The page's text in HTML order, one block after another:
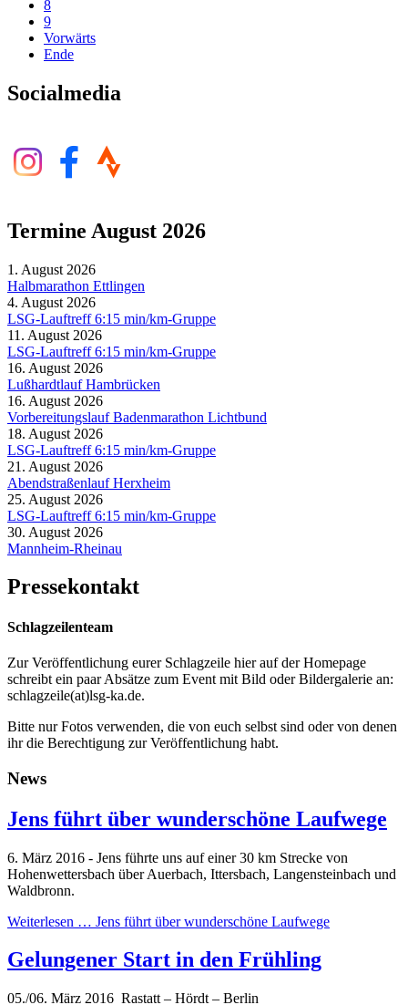
8
9
Vorwärts
Ende
Socialmedia
Termine August 2026
1. August 2026
Halbmarathon Ettlingen
4. August 2026
LSG-Lauftreff 6:15 min/km-Gruppe
11. August 2026
LSG-Lauftreff 6:15 min/km-Gruppe
16. August 2026
Lußhardtlauf Hambrücken
16. August 2026
Vorbereitungslauf Badenmarathon Lichtbund
18. August 2026
LSG-Lauftreff 6:15 min/km-Gruppe
21. August 2026
Abendstraßenlauf Herxheim
25. August 2026
LSG-Lauftreff 6:15 min/km-Gruppe
30. August 2026
Mannheim-Rheinau
Pressekontakt
Schlagzeilenteam
Zur Veröffentlichung eurer Schlagzeile hier auf der Homepage
schreibt ein paar Absätze zum Event mit Bild oder Bildergalerie an:
schlagzeile(at)lsg-ka.de.
Bitte nur Fotos verwenden, die von euch selbst sind oder von denen
ihr die Berechtigung zur Veröffentlichung habt.
News
Jens führt über wunderschöne Laufwege
6. März 2016 - Jens führte uns auf einer 30 km Strecke von
Hohenwettersbach über Auerbach, Ittersbach, Langensteinbach und
Waldbronn.
Weiterlesen … Jens führt über wunderschöne Laufwege
Gelungener Start in den Frühling
05./06. März 2016 Rastatt – Hördt – Berlin